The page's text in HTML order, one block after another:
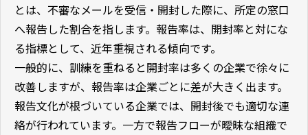
とは、不審なメールを受信・開封した際に、所定の窓口
へ報告した割合を指します。報告率は、開封率と対にな
る指標として、近年重視される傾向です。
一般的に、訓練を重ねると開封率は多くの企業で徐々に
改善しますが、報告率は企業ごとに差が大きく出ます。
報告文化が根づいている企業では、開封後でも適切な連
絡が行われています。一方で報告フローが曖昧な組織で